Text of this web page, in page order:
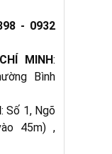
- 0932
MINH:
Bình
: Số 1, Ngõ
45m) ,